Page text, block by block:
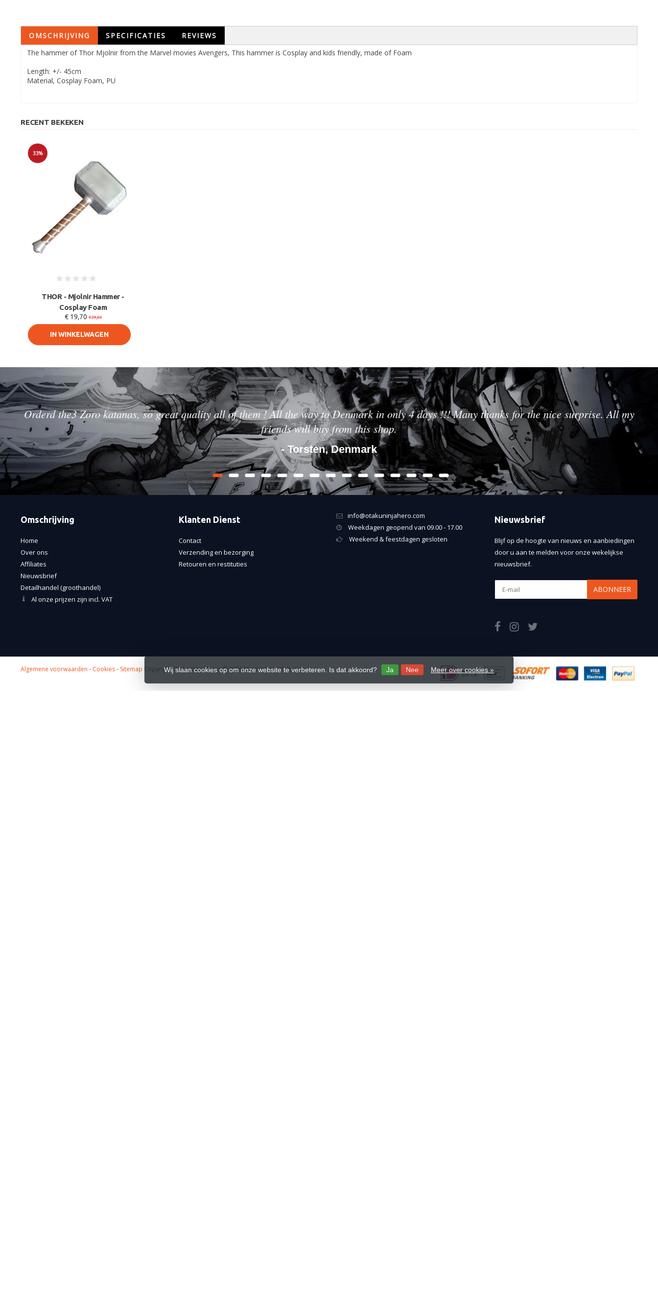
OMSCHRIJVING SPECIFICATIES
REVIEWS
The hammer of Thor Mjolnir from the Marvel movies Avengers, This hammer is Cosplay and kids friendly, made of Foam
Length: +/- 45cm
Material, Cosplay Foam, PU
RECENT BEKEKEN
33%
THOR - Mjolnir Hammer -
Cosplay Foam
€ 19,70 €29,60
IN WINKELWAGEN
Orderd the3 Zoro katanas, so great quality all of them ! All the way to Denmark in only 4 days !!! Many thanks for the nice surprise. All my
friends will buy from this shop.
- Torsten, Denmark
Omschrijving
Home
Over ons
Affiliates
Nieuwsbrief
Detailhandel (groothandel)
Al onze prijzen zijn incl. VAT
Klanten Dienst
Contact
Verzending en bezorging
Retouren en restituties
info@otakuninjahero.com
Weekdagen geopend van 09.00 - 17.00
Weekend & feestdagen gesloten
Nieuwsbrief
Blijf op de hoogte van nieuws en aanbiedingen
door u aan te melden voor onze wekelijkse
nieuwsbrief.
ABONNEER
Wij slaan cookies op om onze website te verbeteren. Is dat akkoord? Ja Nee Meer over cookies »
Algemene voorwaarden - Cookies- Sitemap Copyright Otaku Ninja Hero © 2026 Mavericks Distribution